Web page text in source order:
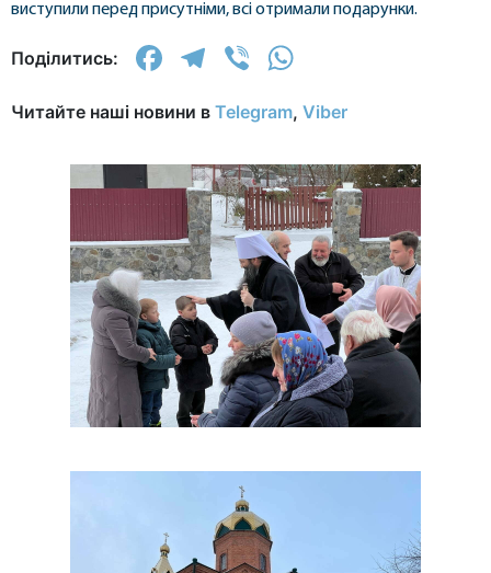
виступили перед присутніми, всі отримали подарунки.
Поділитись: Facebook
Telegram
Viber
Читайте наші новини в Telegram, Viber